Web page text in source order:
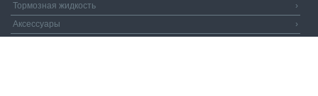
Тормозная жидкость
›
Аксессуары
›